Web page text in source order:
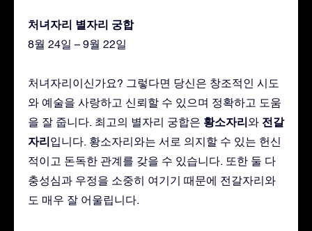
처녀자리 별자리 궁합
8월 24일 – 9월 22일
처녀자리이신가요? 그렇다면 당신은 창조적인 시도
와 예술을 사랑하고 신뢰할 수 있으며 정확하고 도움
을 잘 줍니다. 최고의 별자리 궁합은 황소자리와 전갈
자리입니다. 황소자리와는 서로 의지할 수 있는 헌신
적이고 돈독한 관계를 갖을 수 있습니다. 또한 둘 다
충성심과 우정을 소중히 여기기 때문에 전갈자리와
도 매우 잘 어울립니다.